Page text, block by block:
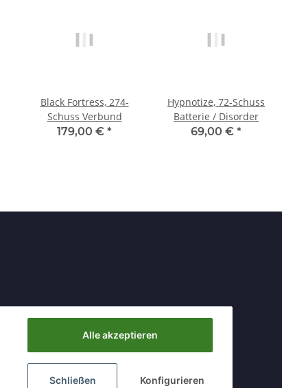
Black Fortress, 274-
Schuss Verbund
179,00 € *
Hypnotize, 72-Schuss
Batterie / Disorder
69,00 € *
Alle akzeptieren
Schließen Konfigurieren